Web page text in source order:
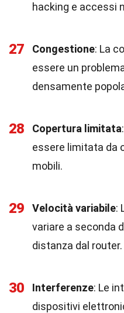
hacking e accessi
27 Congestione: La
essere un
densamente
28 Copertura limitata
essere limitata da
mobili.
29 Velocità variabile:
variare a seconda
distanza dal router.
30 Interferenze: Le
dispositivi